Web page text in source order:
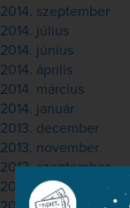
2014. szeptember
2014. július
2014. június
2014. április
2014. március
2014. január
2013. december
2013. november
2013. szeptember
2013. június